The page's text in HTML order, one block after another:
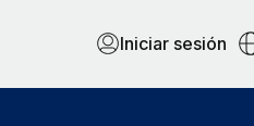
Iniciar sesión